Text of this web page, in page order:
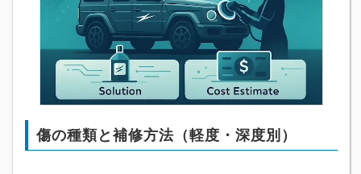
傷の種類と補修方法（軽度・深度別）